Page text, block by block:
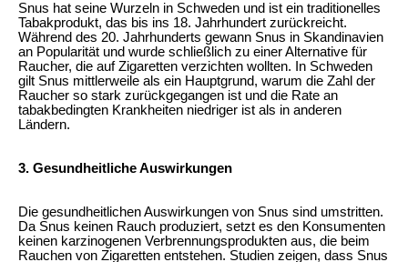
Snus hat seine Wurzeln in Schweden und ist ein traditionelles
Tabakprodukt, das bis ins 18. Jahrhundert zurückreicht.
Während des 20. Jahrhunderts gewann Snus in Skandinavien
an Popularität und wurde schließlich zu einer Alternative für
Raucher, die auf Zigaretten verzichten wollten. In Schweden
gilt Snus mittlerweile als ein Hauptgrund, warum die Zahl der
Raucher so stark zurückgegangen ist und die Rate an
tabakbedingten Krankheiten niedriger ist als in anderen
Ländern.
3. Gesundheitliche Auswirkungen
Die gesundheitlichen Auswirkungen von Snus sind umstritten.
Da Snus keinen Rauch produziert, setzt es den Konsumenten
keinen karzinogenen Verbrennungsprodukten aus, die beim
Rauchen von Zigaretten entstehen. Studien zeigen, dass Snus